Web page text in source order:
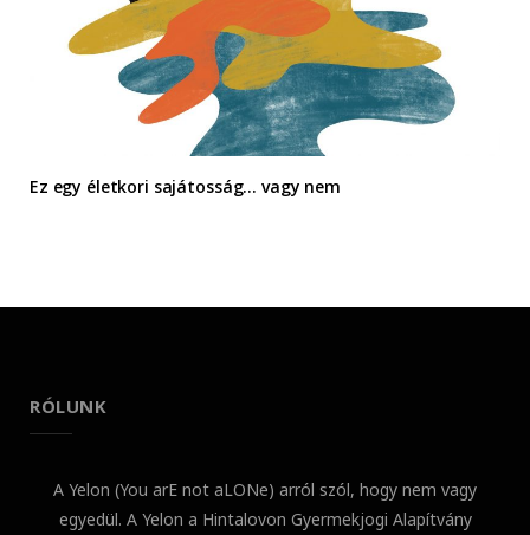
Ez egy életkori sajátosság… vagy nem
RÓLUNK
A Yelon (You arE not aLONe) arról szól, hogy nem vagy
egyedül. A Yelon a Hintalovon Gyermekjogi Alapítvány